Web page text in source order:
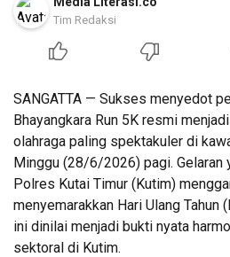
Tim Redaksi
SANGATTA — Sukses menyedot
Bhayangkara Run 5K resmi
olahraga paling spektakuler di
Minggu (28/6/2026) pagi. Gelaran
Polres Kutai Timur (Kutim)
menyemarakkan Hari Ulang Tahun
ini dinilai menjadi bukti nyata
sektoral di Kutim.